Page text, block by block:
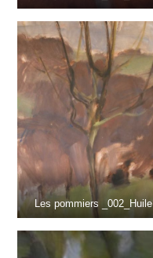
Les pommiers _002_Huile